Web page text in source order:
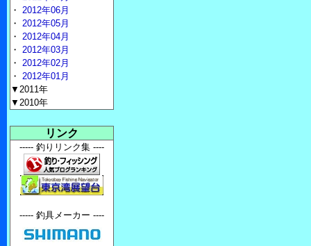
・ 2012年06月
・ 2012年05月
・ 2012年04月
・ 2012年03月
・ 2012年02月
・ 2012年01月
▼2011年
▼2010年
リンク
----- 釣りリンク集 ----
----- 釣具メーカー ----